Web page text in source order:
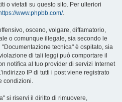
o vietati su questo sito. Per ulteriori
https://www.phpbb.com/.
osceno, volgare, diffamatorio,
o comunque illegale, sia secondo le
tecnica" è ospitato, sia
di tali leggi può comportare il
notifica al tuo provider di servizi Internet
IP di tutti i post viene registrato
condizioni.
si riservi il diritto di rimuovere,